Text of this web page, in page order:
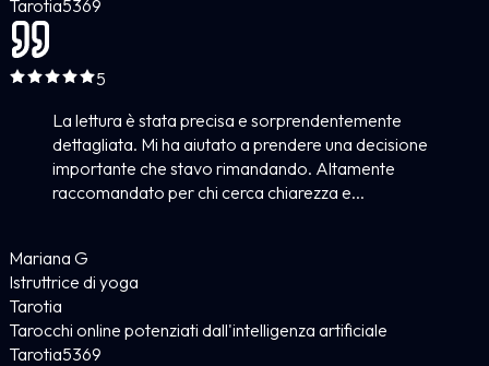
Tarotia5369
5
La lettura è stata precisa e sorprendentemente
dettagliata. Mi ha aiutato a prendere una decisione
importante che stavo rimandando. Altamente
raccomandato per chi cerca chiarezza e...
Mariana G
Istruttrice di yoga
Tarotia
Tarocchi online potenziati dall'intelligenza artificiale
Tarotia5369